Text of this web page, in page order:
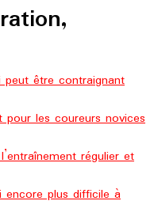
peut être contraignant
pour les coureurs novices
régulier et
encore plus difficile à